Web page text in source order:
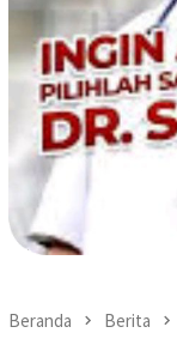
Beranda Berita